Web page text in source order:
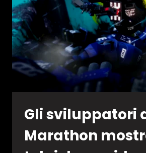
Gli sviluppatori
Marathon